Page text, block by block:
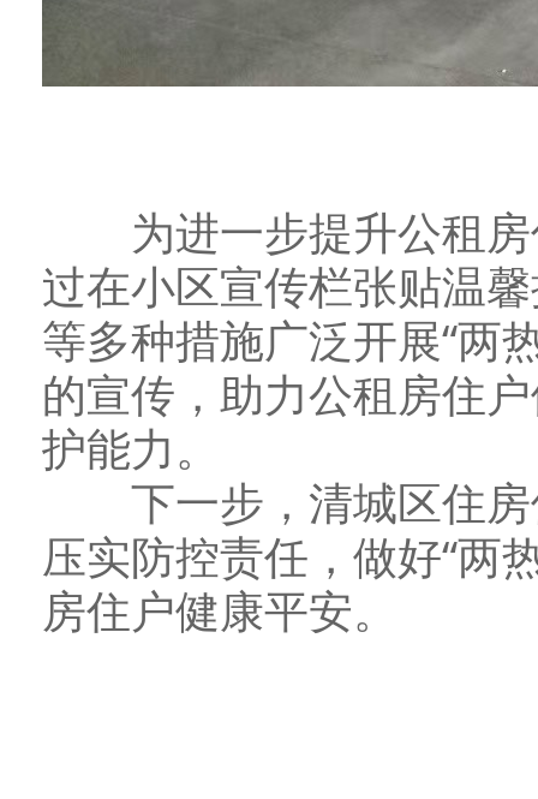
为进一步提升公租房
过在小区宣传栏张贴温
等多种措施广泛开展“两
的宣传，助力公租房住
护能力。
下一步，清城区住房
压实防控责任，做好“两
房住户健康平安。